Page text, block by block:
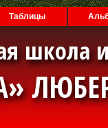
Таблицы
школа